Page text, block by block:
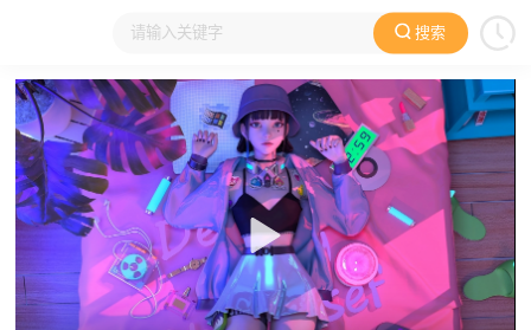
搜索
大家在看 日本动漫 国产动漫 欧美动漫 动漫电影